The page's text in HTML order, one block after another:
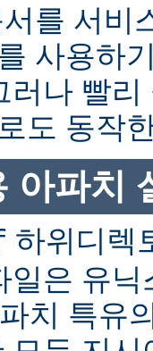
를 서비
사용하
러나 빨
도 동작
아파치
하위디렉
일은 유
치 특유